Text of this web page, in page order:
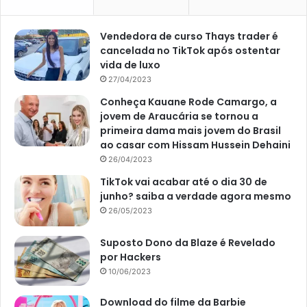
Vendedora de curso Thays trader é
cancelada no TikTok após ostentar
vida de luxo
27/04/2023
Conheça Kauane Rode Camargo, a
jovem de Araucária se tornou a
primeira dama mais jovem do Brasil
ao casar com Hissam Hussein Dehaini
26/04/2023
TikTok vai acabar até o dia 30 de
junho? saiba a verdade agora mesmo
26/05/2023
Suposto Dono da Blaze é Revelado
por Hackers
10/06/2023
Download do filme da Barbie